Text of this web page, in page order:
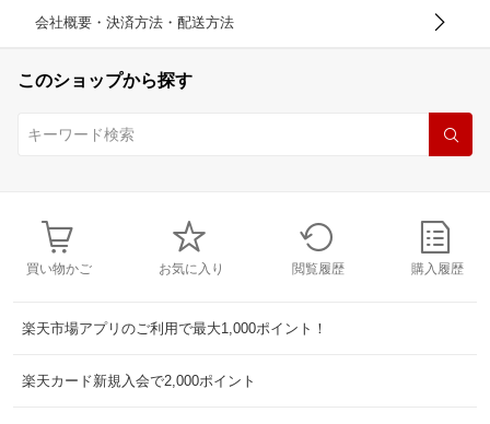
会社概要・決済方法・配送方法
このショップから探す
買い物かご お気に入り 閲覧履歴 購入履歴
楽天市場アプリのご利用で最大1,000ポイント！
楽天カード新規入会で2,000ポイント